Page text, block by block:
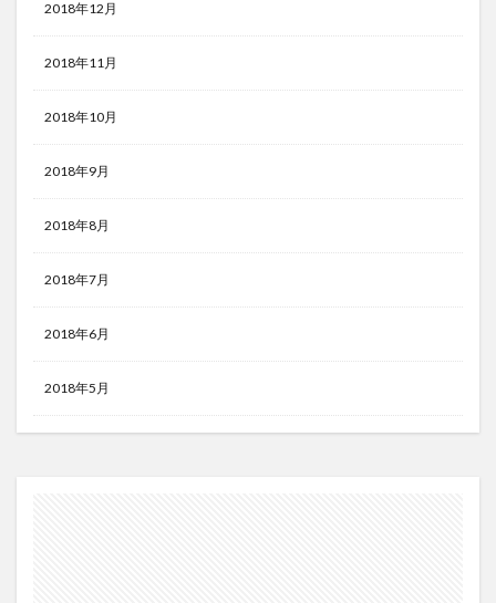
2018年12月
2018年11月
2018年10月
2018年9月
2018年8月
2018年7月
2018年6月
2018年5月